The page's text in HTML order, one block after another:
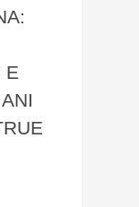
E